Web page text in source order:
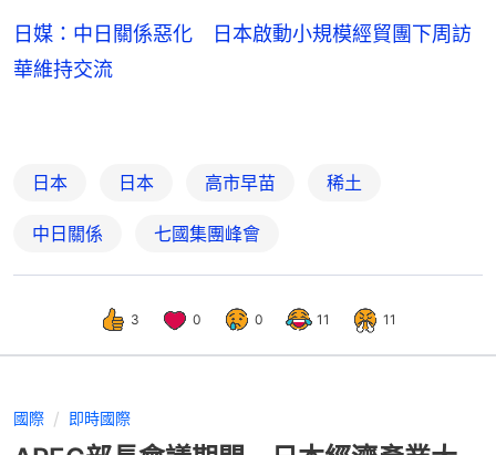
日媒：中日關係惡化 日本啟動小規模經貿團下周訪
華維持交流
日本 日本 高市早苗 稀土
中日關係 七國集團峰會
3 0 0 11 11
國際 即時國際